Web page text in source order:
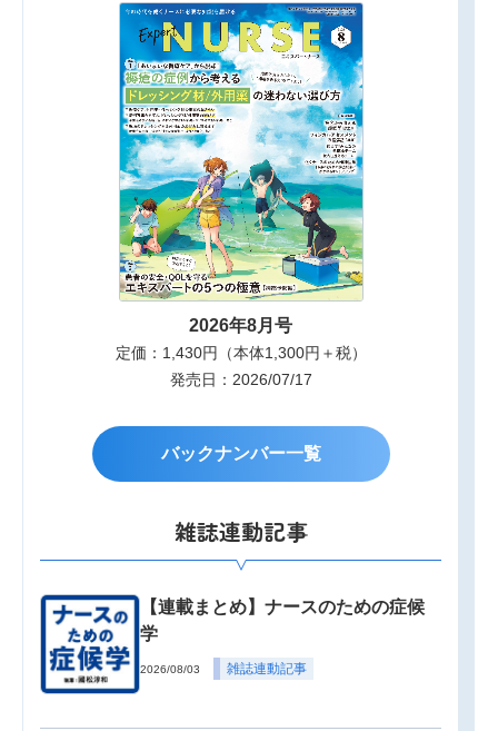
2026年8月号
定価：1,430円（本体1,300円＋税）
発売日：2026/07/17
バックナンバー一覧
雑誌連動記事
【連載まとめ】ナースのための症候
学
2026/08/03 雑誌連動記事